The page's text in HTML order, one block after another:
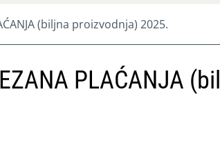
(biljna proizvodnja) 2025.
PLAĆANJA